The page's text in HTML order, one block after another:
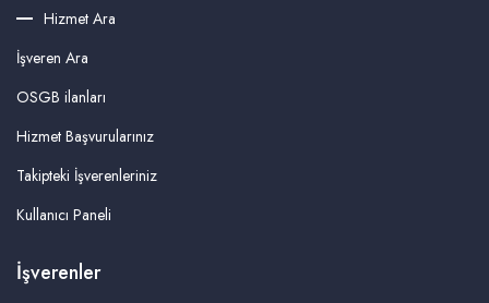
Hizmet Ara
İşveren Ara
OSGB ilanları
Hizmet Başvurularınız
Takipteki İşverenleriniz
Kullanıcı Paneli
İşverenler